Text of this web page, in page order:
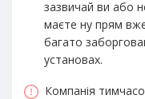
зазвичай ви або
маєте ну прям
багато
установах.
Компанія